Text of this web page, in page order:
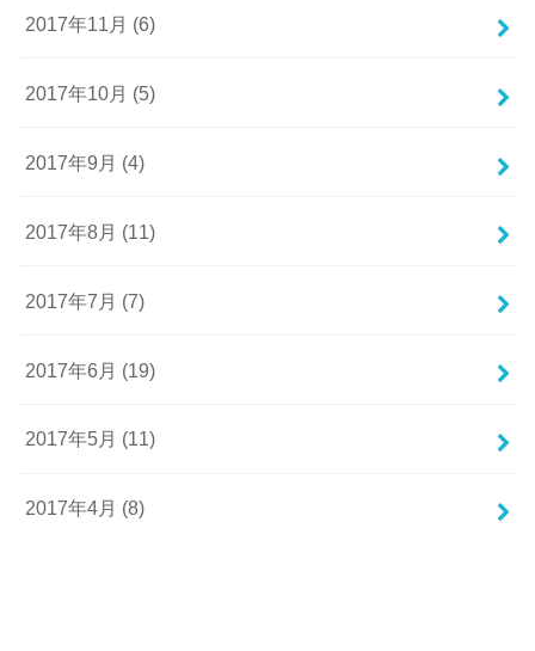
2017年11月 (6)
2017年10月 (5)
2017年9月 (4)
2017年8月 (11)
2017年7月 (7)
2017年6月 (19)
2017年5月 (11)
2017年4月 (8)